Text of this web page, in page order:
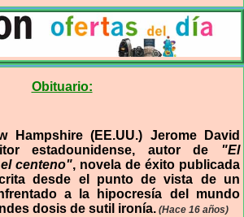
Obituario:
Hampshire (EE.UU.) Jerome David
estadounidense, autor de "El
centeno", novela de éxito publicada
desde el punto de vista de un
a la hipocresía del mundo
dosis de sutil ironía. (Hace 16 años)